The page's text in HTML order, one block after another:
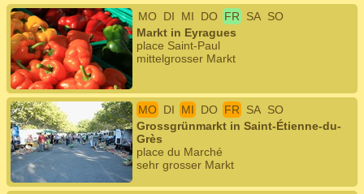
MO DI MI DO FR SA SO
Markt in Eyragues
place Saint-Paul
mittelgrosser Markt
MO DI MI DO FR SA SO
Grossgrünmarkt in Saint-Étienne-du-
Grès
place du Marché
sehr grosser Markt